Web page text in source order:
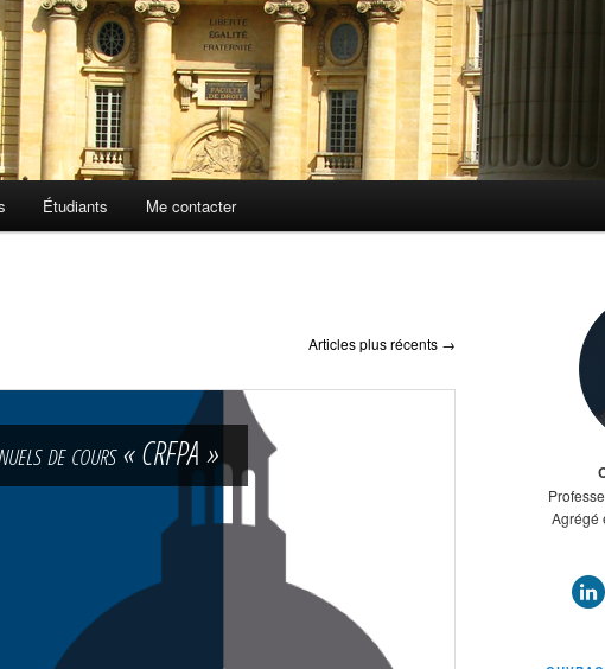
Étudiants Me contacter
Articles plus récents →
de cours « CRFPA »
Agrégé